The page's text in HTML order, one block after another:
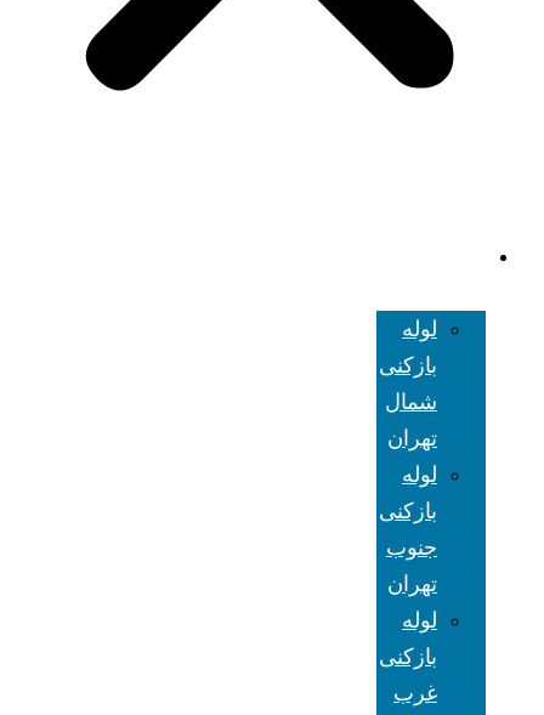
لوله
بازکنی
شمال
تهران
لوله
بازکنی
جنوب
تهران
لوله
بازکنی
غرب